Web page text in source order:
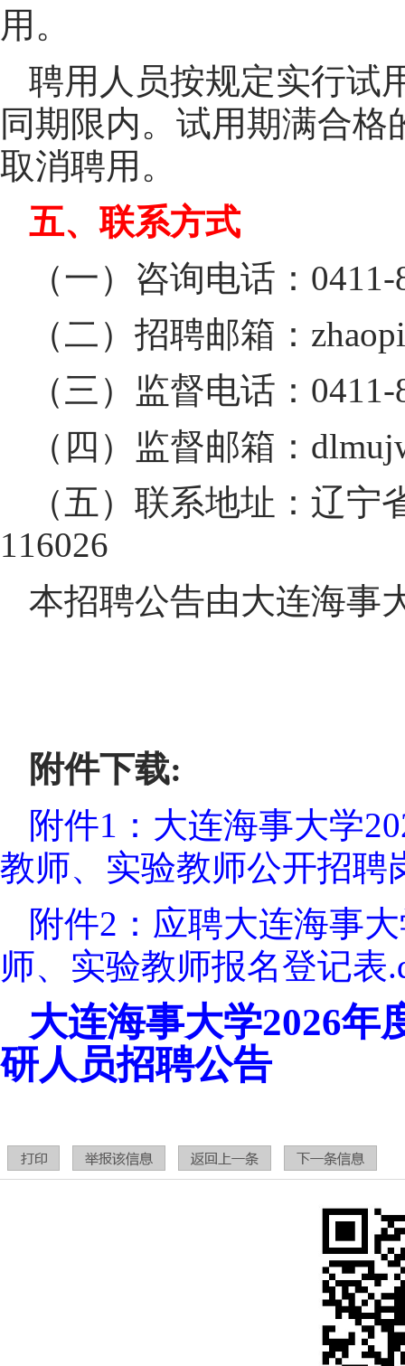
用。
聘用人员按规定实行试
同期限内。试用期满合
取消聘用。
五、联系方式
（一）咨询电话：0411-
（二）招聘邮箱：
（三）监督电话：0411-
（四）监督邮箱：
（五）联系地址：辽
116026
本招聘公告由大连海事
附件下载:
附件1：大连海事大学
教师、实验教师公开招聘
附件2：应聘大连海事
师、实验教师报名登记表
大连海事大学2026年
研人员招聘公告